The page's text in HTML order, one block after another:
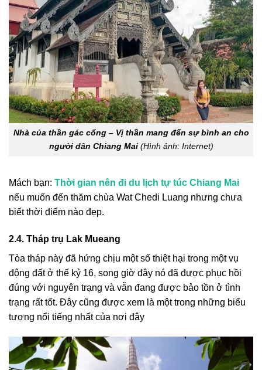
Nhà của thần gác cổng – Vị thần mang đến sự bình an cho
người dân Chiang Mai(Hình ảnh: Internet)
Mách bạn: Thời gian nên đi du lịch tự túc Chiang Mai
nếu muốn đến thăm chùa Wat Chedi Luang nhưng chưa
biết thời điểm nào đẹp.
2.4. Tháp trụ Lak Mueang
Tòa tháp này đã hứng chịu một số thiệt hại trong một vụ
động đất ở thế kỷ 16, song giờ đây nó đã được phục hồi
đúng với nguyên trạng và vẫn đang được bảo tồn ở tình
trạng rất tốt. Đây cũng được xem là một trong những biểu
tượng nổi tiếng nhất của nơi đây